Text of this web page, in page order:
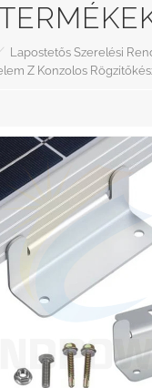
Lapostetős Szerelési
Z Konzolos